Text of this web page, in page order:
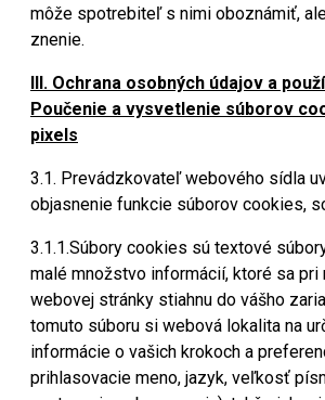
môže spotrebiteľ s nimi oboznámiť,
znenie.
III. Ochrana osobných údajov a
Poučenie a vysvetlenie súborov
pixels
3.1. Prevádzkovateľ webového sídla
objasnenie funkcie súborov cookies,
3.1.1.Súbory cookies sú textové
malé množstvo informácií, ktoré sa pri
webovej stránky stiahnu do vášho
tomuto súboru si webová lokalita na
informácie o vašich krokoch a
prihlasovacie meno, jazyk, veľkosť